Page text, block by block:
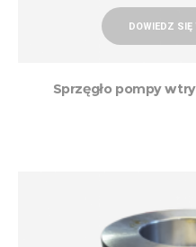
DOWIEDZ SIĘ
Sprzęgło pompy